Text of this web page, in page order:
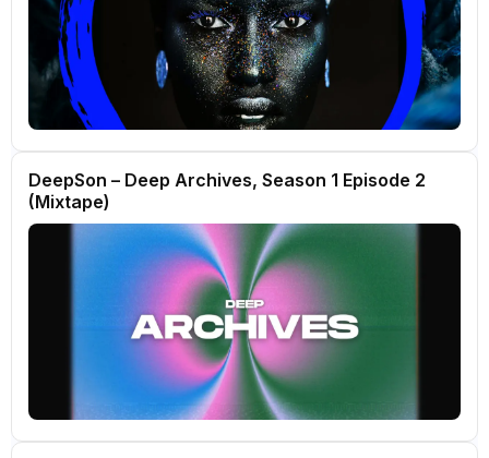
DeepSon – Deep Archives, Season 1 Episode 2
(Mixtape)